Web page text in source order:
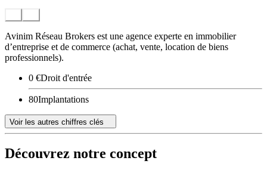
Avinim Réseau Brokers est une agence experte en immobilier
d’entreprise et de commerce (achat, vente, location de biens
professionnels).
0 €Droit d'entrée
80Implantations
Voir les autres chiffres clés
Découvrez notre concept